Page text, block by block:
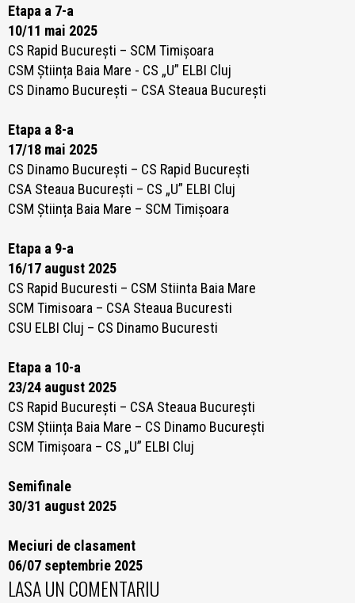
Etapa a 7-a
10/11 mai 2025
CS Rapid București – SCM Timișoara
CSM Știința Baia Mare - CS „U” ELBI Cluj
CS Dinamo București – CSA Steaua București
Etapa a 8-a
17/18 mai 2025
CS Dinamo București – CS Rapid București
CSA Steaua București – CS „U” ELBI Cluj
CSM Știința Baia Mare – SCM Timișoara
Etapa a 9-a
16/17 august 2025
CS Rapid Bucuresti – CSM Stiinta Baia Mare
SCM Timisoara – CSA Steaua Bucuresti
CSU ELBI Cluj – CS Dinamo Bucuresti
Etapa a 10-a
23/24 august 2025
CS Rapid București – CSA Steaua București
CSM Știința Baia Mare – CS Dinamo București
SCM Timișoara – CS „U” ELBI Cluj
Semifinale
30/31 august 2025
Meciuri de clasament
06/07 septembrie 2025
LASA UN COMENTARIU